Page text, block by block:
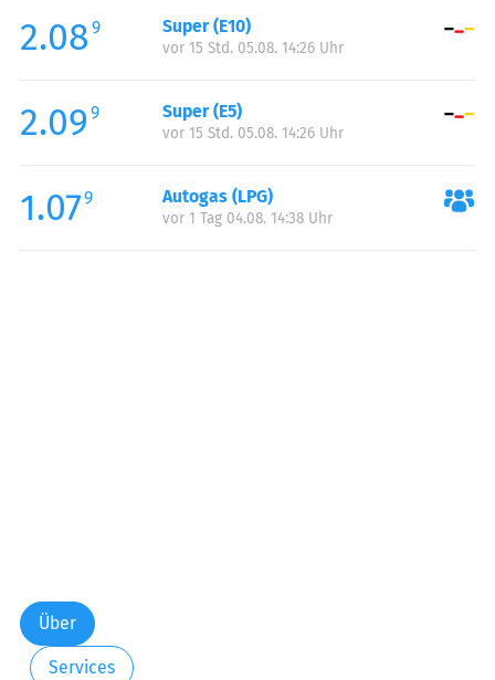
Samstag:
00:00-24:00
Sonntag:
2.08 9 Super (E10)
vor 15 Std. 05.08. 14:26 Uhr
2.09 9 Super (E5)
vor 15 Std. 05.08. 14:26 Uhr
1.079 Autogas (LPG)
vor 1 Tag 04.08. 14:38 Uhr
Über
Services